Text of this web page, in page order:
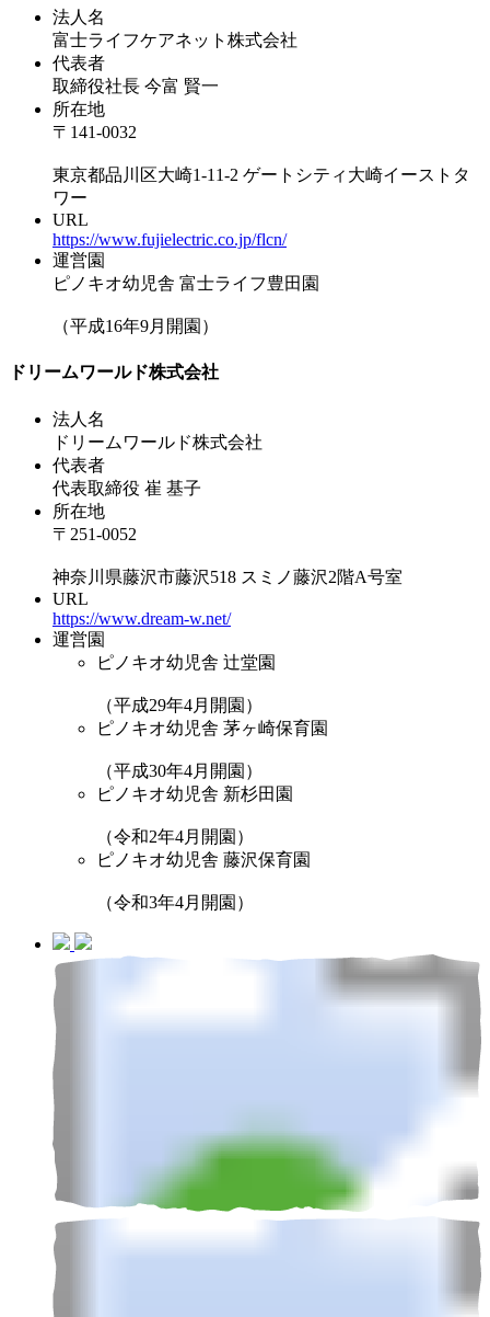
法人名
富士ライフケアネット株式会社
代表者
取締役社長 今富 賢一
所在地
〒141-0032
東京都品川区大崎1-11-2 ゲートシティ大崎イーストタ
ワー
URL
https://www.fujielectric.co.jp/flcn/
運営園
ピノキオ幼児舎 富士ライフ豊田園
（平成16年9月開園）
ドリームワールド株式会社
法人名
ドリームワールド株式会社
代表者
代表取締役 崔 基子
所在地
〒251-0052
神奈川県藤沢市藤沢518 スミノ藤沢2階A号室
URL
https://www.dream-w.net/
運営園
ピノキオ幼児舎 辻堂園
（平成29年4月開園）
ピノキオ幼児舎 茅ヶ崎保育園
（平成30年4月開園）
ピノキオ幼児舎 新杉田園
（令和2年4月開園）
ピノキオ幼児舎 藤沢保育園
（令和3年4月開園）